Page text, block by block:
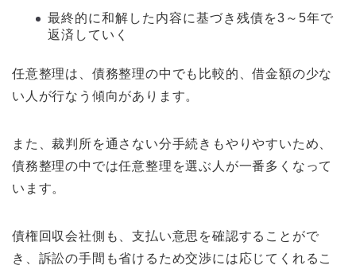
最終的に和解した内容に基づき残債を3～5年で
返済していく
任意整理は、債務整理の中でも比較的、借金額の少な
い人が行なう傾向があります。
また、裁判所を通さない分手続きもやりやすいため、
債務整理の中では任意整理を選ぶ人が一番多くなって
います。
債権回収会社側も、支払い意思を確認することがで
き、訴訟の手間も省けるため交渉には応じてくれるこ